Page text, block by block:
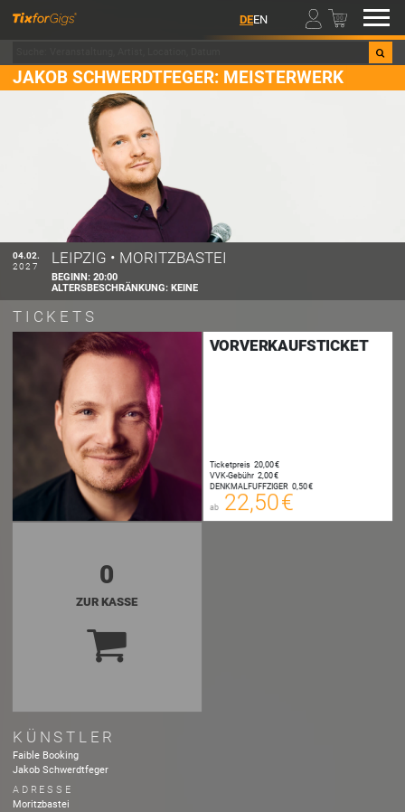
DEEN 00
JAKOB SCHWERDTFEGER: MEISTERWERK
04.02.
2027
LEIPZIG • MORITZBASTEI
BEGINN:20:00
ALTERSBESCHRÄNKUNG:KEINE
TICKETS
VORVERKAUFSTICKET
Ticketpreis 20,00 €
VVK-Gebühr 2,00 €
DENKMALFUFFZIGER 0,50 €
ab 22,50 €
00
0
ZUR KASSE
KÜNSTLER
Faible Booking
Jakob Schwerdtfeger
ADRESSE
Moritzbastei